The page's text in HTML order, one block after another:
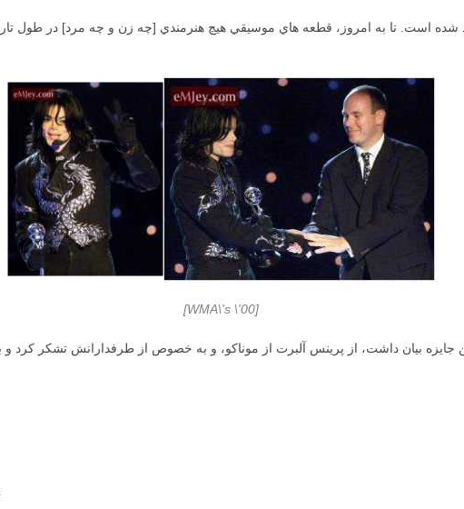
شده است. تا به امروز، قطعه هاي موسيقي هيچ هنرمندي [چه زن و چه مرد] در طول
[WMA\'s \'00]
جايزه بيان داشت، از پرينس آلبرت از موناكو، و به خصوص از طرفدارانش تشكر كرد و